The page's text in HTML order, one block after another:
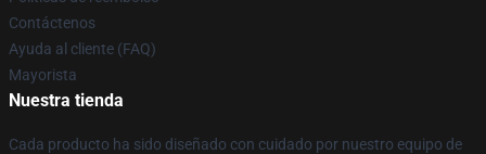
Contáctenos
Ayuda al cliente (FAQ)
Mayorista
Nuestra tienda
Cada producto ha sido diseñado con cuidado por nuestro equipo de